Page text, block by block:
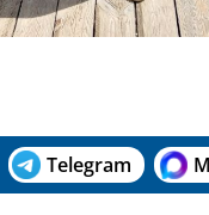
Telegram